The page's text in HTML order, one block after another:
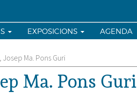
EXPOSICIONS AGENDA
Ma. Pons Guri
Ma. Pons Guri